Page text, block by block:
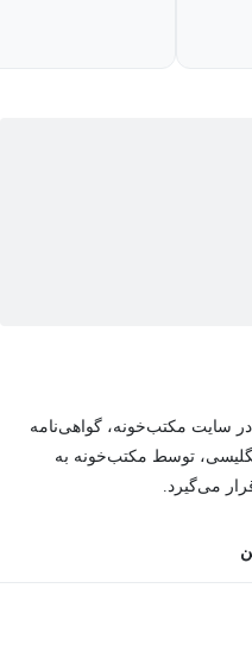
سایت مکتب‌خونه، گواهی‌نامه
توسط مکتب‌خونه به
می‌گیرد.